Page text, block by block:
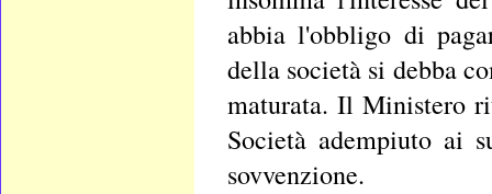
abbia l'obbligo di
della società si debba
maturata. Il Ministero
Società adempiuto ai
sovvenzione.